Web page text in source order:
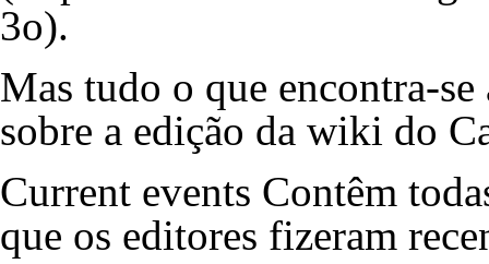
.
Mas tudo o que encontra-
sobre a edição da wiki do
Current events Contêm
que os editores fizeram